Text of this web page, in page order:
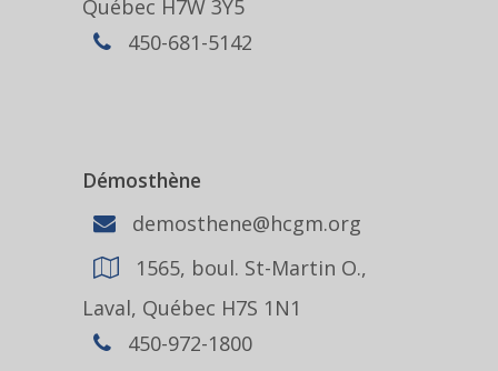
Québec H7W 3Y5
450-681-5142
Démosthène
demosthene@hcgm.org
1565, boul. St-Martin O.,
Laval, Québec H7S 1N1
450-972-1800